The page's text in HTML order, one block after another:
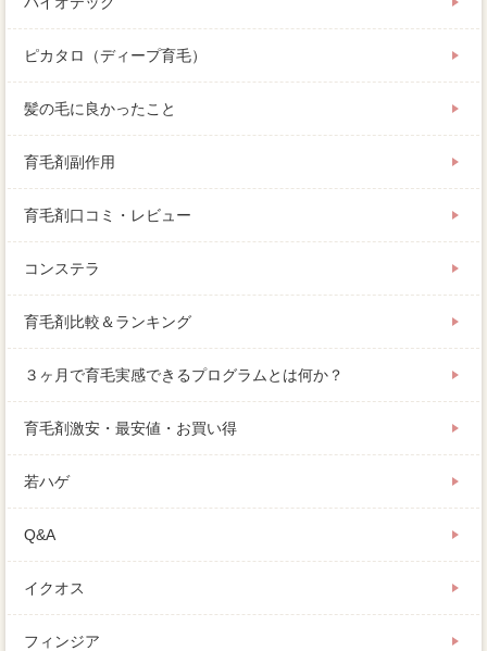
ピカタロ（ディープ育毛）
髪の毛に良かったこと
育毛剤副作用
育毛剤口コミ・レビュー
コンステラ
育毛剤比較＆ランキング
３ヶ月で育毛実感できるプログラムとは何か？
育毛剤激安・最安値・お買い得
若ハゲ
Q&A
イクオス
フィンジア